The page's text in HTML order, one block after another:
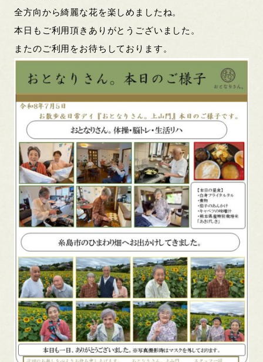
全方向から綺麗な花を楽しめましたね。
本日もご利用頂きありがとうございました。
またのご利用をお待ちしております。